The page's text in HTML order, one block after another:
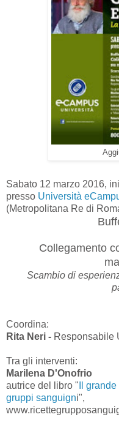
Sabato 12 marzo 2016,
presso Università
(Metropolitana Re di
Collegamento
Scambio di
Coordina:
Rita Neri - Responsabile
Tra gli interventi:
Marilena D'Onofrio
autrice del libro " Il
gruppi sanguigni",